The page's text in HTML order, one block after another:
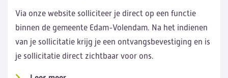
Via onze website solliciteer je direct op een functie
binnen de gemeente Edam-Volendam. Na het indienen
van je sollicitatie krijg je een ontvangsbevestiging en is
je sollicitatie direct zichtbaar voor ons.